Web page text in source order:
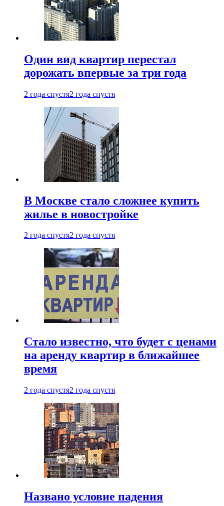
Один вид квартир перестал
дорожать впервые за три года
2 года спустя2 года спустя
В Москве стало сложнее купить
жилье в новостройке
2 года спустя2 года спустя
Стало известно, что будет с ценами
на аренду квартир в ближайшее
время
2 года спустя2 года спустя
Названо условие падения